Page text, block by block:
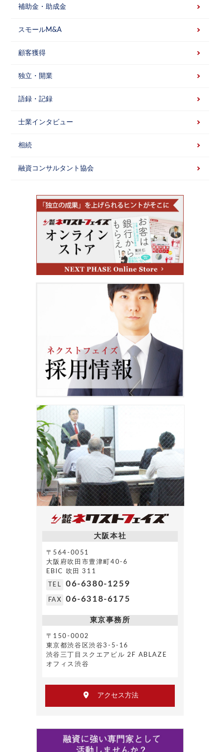
補助金・助成金
スモールM&A
顧客獲得
独立・開業
語録・記録
士業インタビュー
相続
融資コンサルタント協会
大阪本社
〒564-0051
大阪府吹田市豊津町40-6
EBIC 吹田 311
TEL 06-6380-1259
FAX 06-6318-6175
東京事務所
〒150-0002
東京都渋谷区渋谷3-5-16
渋谷三丁目スクエアビル 2F ABLAZE
オフィス渋谷
アクセス方法